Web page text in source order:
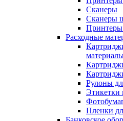
Сканеры
Сканеры
Расходные
Рулоны
Этикетки
Пленки